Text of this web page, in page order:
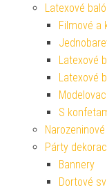
Latexové
Filmové a
Latexové
Latexové
S
Párty
Bannery
Dortové